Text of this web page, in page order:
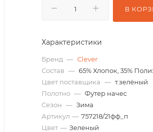
В
Характеристики
Бренд — Clever
Состав — 65% Хлопок, 35%
Цвет поставщика — т.зелёный
Полотно — Футер начес
Сезон — Зима
Артикул — 757218/21фф_п
Цвет — Зеленый